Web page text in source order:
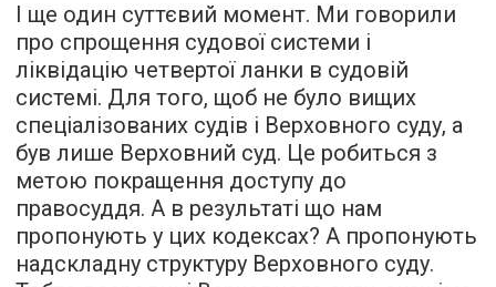
І ще один суттєвий момент. Ми говорили
про спрощення судової системи і
ліквідацію четвертої ланки в судовій
системі. Для того, щоб не було вищих
спеціалізованих судів і Верховного суду, а
був лише Верховний суд. Це робиться з
метою покращення доступу до
правосуддя. А в результаті що нам
пропонують у цих кодексах? А пропонують
надскладну структуру Верховного суду.